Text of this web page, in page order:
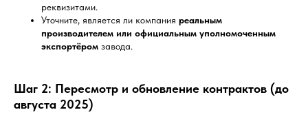
реквизитами.
Уточните, является ли компания реальным
производителем или официальным уполномоченным
экспортёром завода.
Шаг 2: Пересмотр и обновление контрактов (до
августа 2025)